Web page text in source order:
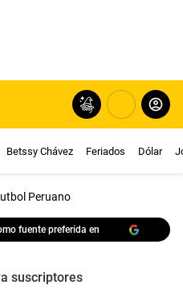
Betssy Chávez Feriados Dólar
Peruano
fuente preferida en
suscriptores